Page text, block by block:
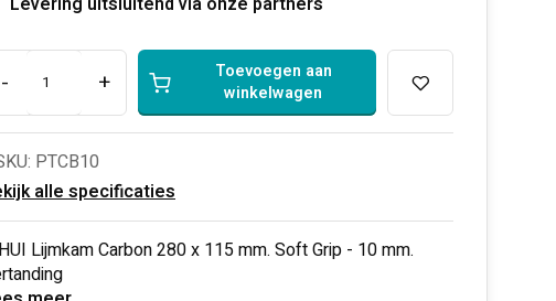
- +
Toevoegen aan
winkelwagen
PTCB10
alle specificaties
Lijmkam Carbon 280 x 115 mm. Soft Grip - 10 mm.